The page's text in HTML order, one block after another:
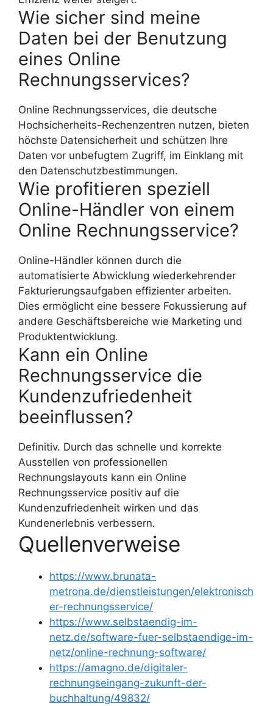
Wie sicher sind meine
Daten bei der Benutzung
eines Online
Rechnungsservices?
Online Rechnungsservices, die deutsche
Hochsicherheits-Rechenzentren nutzen, bieten
höchste Datensicherheit und schützen Ihre
Daten vor unbefugtem Zugriff, im Einklang mit
den Datenschutzbestimmungen.
Wie profitieren speziell
Online-Händler von einem
Online Rechnungsservice?
Online-Händler können durch die
automatisierte Abwicklung wiederkehrender
Fakturierungsaufgaben effizienter arbeiten.
Dies ermöglicht eine bessere Fokussierung auf
andere Geschäftsbereiche wie Marketing und
Produktentwicklung.
Kann ein Online
Rechnungsservice die
Kundenzufriedenheit
beeinflussen?
Definitiv. Durch das schnelle und korrekte
Ausstellen von professionellen
Rechnungslayouts kann ein Online
Rechnungsservice positiv auf die
Kundenzufriedenheit wirken und das
Kundenerlebnis verbessern.
Quellenverweise
https://www.brunata-
metrona.de/dienstleistungen/elektronisch
er-rechnungsservice/
https://www.selbstaendig-im-
netz.de/software-fuer-selbstaendige-im-
netz/online-rechnung-software/
https://amagno.de/digitaler-
rechnungseingang-zukunft-der-
buchhaltung/49832/